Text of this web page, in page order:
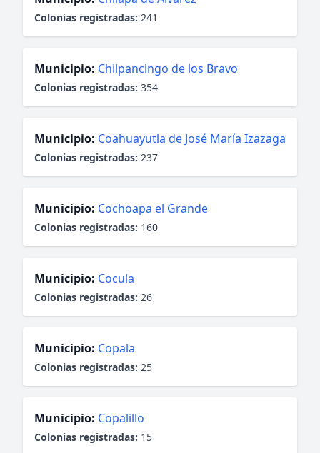
Colonias registradas: 241
Municipio: Chilpancingo de los Bravo
Colonias registradas: 354
Municipio: Coahuayutla de José María Izazaga
Colonias registradas: 237
Municipio: Cochoapa el Grande
Colonias registradas: 160
Municipio: Cocula
Colonias registradas: 26
Municipio: Copala
Colonias registradas: 25
Municipio: Copalillo
Colonias registradas: 15